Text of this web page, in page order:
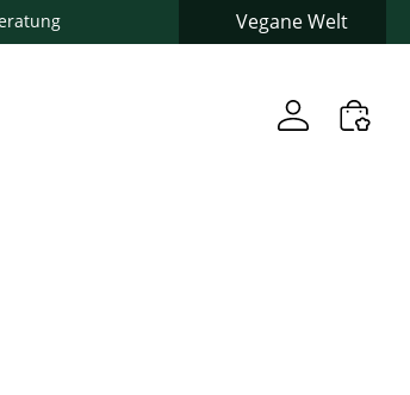
Vegane Welt